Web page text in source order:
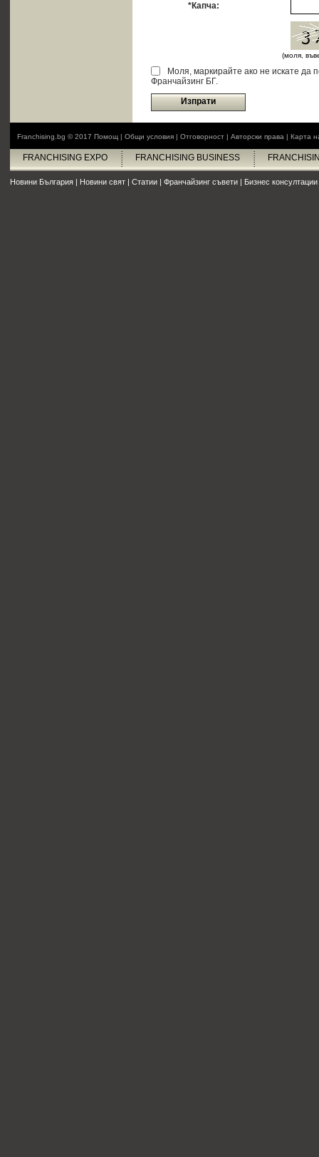
*Капча:
(моля,
Моля, маркирайте ако не искате да
Франчайзинг БГ.
Изпрати
Franchising.bg © 2017 Помощ | Общи условия | Отговорност | Авторски права | Карта
FRANCHISING EXPO FRANCHISING BUSINESS
Новини България | Новини свят | Статии | Франчайзинг съвети | Бизнес консултации